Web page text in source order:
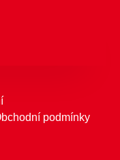
podmínky